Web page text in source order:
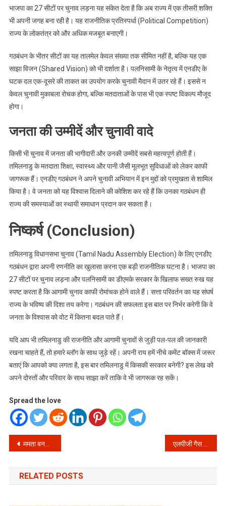
भाजपा का 27 सीटों पर चुनाव लड़ना यह संकेत देता है कि अब राज्य में एक तीसरी शक्ति
भी अपनी जगह बना रही है। यह राजनीतिक प्रतिस्पर्धा (Political Competition)
राज्य के लोकतंत्र को और अधिक मजबूत बनाएगी।
गठबंधन के भीतर सीटों का यह तालमेल केवल संख्या तक सीमित नहीं है, बल्कि यह एक
साझा विजन (Shared Vision) को भी दर्शाता है। पलनिसामी के नेतृत्व में एनडीए के
घटक दल एक-दूसरे की ताकत का उपयोग करके चुनावी मैदान में उतर रहे हैं। इससे न
केवल चुनावी मुकाबला रोचक होगा, बल्कि मतदाताओं के पास भी एक स्पष्ट विकल्प मौजूद
होगा।
जनता की उम्मीदें और चुनावी वादे
किसी भी चुनाव में जनता की भागीदारी और उनकी उम्मीदें सबसे महत्वपूर्ण होती हैं।
तमिलनाडु के मतदाता शिक्षा, स्वास्थ्य और पानी जैसी मूलभूत सुविधाओं को लेकर काफी
जागरूक हैं। एनडीए गठबंधन ने अपने चुनावी अभियान में इन मुद्दों को प्रमुखता से शामिल
किया है। वे जनता को यह विश्वास दिलाने की कोशिश कर रहे हैं कि उनका गठबंधन ही
राज्य की समस्याओं का स्थायी समाधान प्रदान कर सकता है।
निष्कर्ष (Conclusion)
तमिलनाडु विधानसभा चुनाव (Tamil Nadu Assembly Election) के लिए एनडीए
गठबंधन द्वारा अपनी रणनीति का खुलासा करना एक बड़ी राजनीतिक घटना है। भाजपा का
27 सीटों पर चुनाव लड़ना और पलनिसामी का डीएमके सरकार के खिलाफ सख्त रुख यह
स्पष्ट करता है कि आगामी चुनाव काफी रोमांचक होने वाले हैं। सत्ता परिवर्तन का यह संघर्ष
राज्य के भविष्य की दिशा तय करेगा। गठबंधन की सफलता इस बात पर निर्भर करेगी कि वे
जनता के विश्वास को वोट में कितना बदल पाते हैं।
यदि आप भी तमिलनाडु की राजनीति और आगामी चुनावों से जुड़ी पल-पल की जानकारी
रखना चाहते हैं, तो हमारे ब्लॉग के साथ जुड़े रहें। अपनी राय हमें नीचे कमेंट बॉक्स में जरूर
बताएं कि आपको क्या लगता है, इस बार तमिलनाडु में किसकी सरकार बनेगी? इस लेख को
अपने दोस्तों और परिवार के साथ साझा करें ताकि वे भी जागरूक रह सकें।
Spread the love
Post
navigation
ममता बनर्जी की बढ़ी मुसीबत! बंगाल में हुमायूं कबीर और ओवैसी के गठबंधन ने बिगाड़ा खेल
RELATED POSTS